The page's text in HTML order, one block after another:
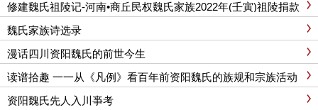
修建魏氏祖陵记-河南•商丘民权魏氏家族2022年(壬寅)祖陵捐款
功德榜
魏氏家族诗选录
漫话四川资阳魏氏的前世今生
读谱拾趣 一一从《凡例》看百年前资阳魏氏的族规和宗族活动
资阳魏氏先人入川亊考